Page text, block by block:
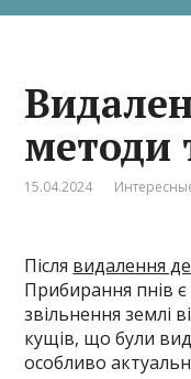
методи
15.04.2024
Після видалення
Прибирання пнів
звільнення землі
кущів, що були
особливо